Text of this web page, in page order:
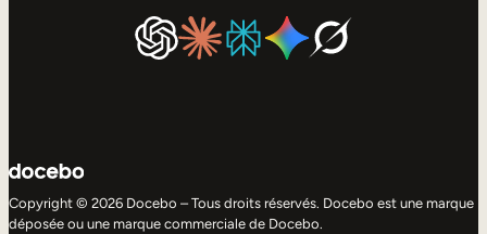
Copyright © 2026 Docebo – Tous droits réservés. Docebo est une marque
déposée ou une marque commerciale de Docebo.